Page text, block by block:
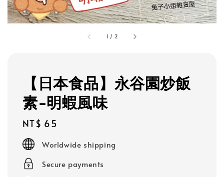
1 / 2
【日本食品】永谷園炒飯
素-明蝦風味
Regular
price
NT$ 65
Worldwide shipping
Secure payments